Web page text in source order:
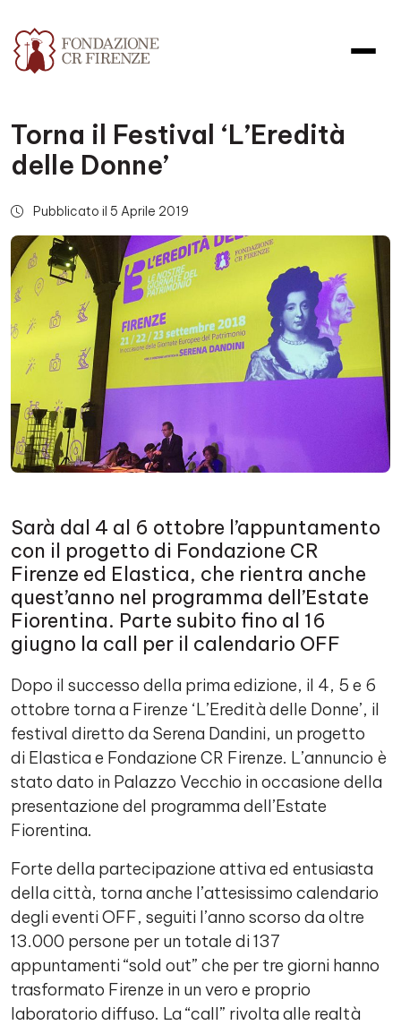
Torna il Festival ‘L’Eredità
delle Donne’
Pubblicato il 5 Aprile 2019
Sarà dal 4 al 6 ottobre l’appuntamento
con il progetto di Fondazione CR
Firenze ed Elastica, che rientra anche
quest’anno nel programma dell’Estate
Fiorentina. Parte subito fino al 16
giugno la call per il calendario OFF
Dopo il successo della prima edizione, il 4, 5 e 6
ottobre torna a Firenze ‘L’Eredità delle Donne’, il
festival diretto da Serena Dandini, un progetto
di Elastica e Fondazione CR Firenze. L’annuncio è
stato dato in Palazzo Vecchio in occasione della
presentazione del programma dell’Estate
Fiorentina.
Forte della partecipazione attiva ed entusiasta
della città, torna anche l’attesissimo calendario
degli eventi OFF, seguiti l’anno scorso da oltre
13.000 persone per un totale di 137
appuntamenti “sold out” che per tre giorni hanno
trasformato Firenze in un vero e proprio
laboratorio diffuso. La “call” rivolta alle realtà